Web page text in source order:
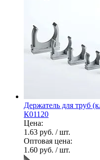
Держатель для труб
К01120
Цена:
1.63 руб. / шт.
Оптовая цена:
1.60 руб. / шт.